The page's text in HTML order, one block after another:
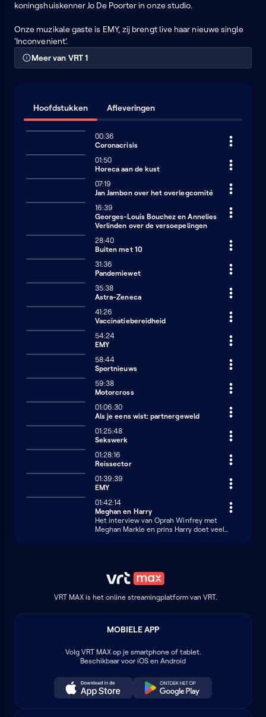
koningshuiskenner Jo De Poorter in onze studio.
Onze muzikale gaste is EMY, zij brengt live haar nieuwe single
‘Inconvenient’.
Meer van VRT 1
Hoofdstukken Afleveringen
00:36
Coronacrisis
01:50
Horeca aan de kust
07:19
Jan Jambon over het overlegcomité
16:39
Georges-Louis Bouchez en Annelies
Verlinden over de versoepelingen
28:40
Buiten met 10
31:36
Pandemiewet
35:38
Astra-Zeneca
41:26
Vaccinatiebereidheid
54:24
EMY
58:44
Sportnieuws
59:38
Motorcross
01:06:30
Als je eens wist: partnergeweld
01:25:48
Sekswerk
01:28:16
Reissector
01:39:39
EMY
01:42:14
Meghan en Harry
Het interview van Oprah Winfrey met
Meghan Markle en prins Harry doet veel
VRT MAX is het online streamingplatform van VRT.
MOBIELE APP
Volg VRT MAXop je smartphone of tablet.
Beschikbaar voor iOS en Android